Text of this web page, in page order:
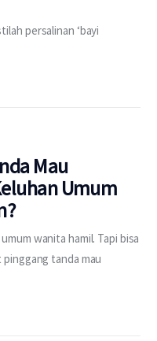
persalinan ‘bayi
Mau
Umum
wanita hamil. Tapi bisa
pinggang tanda mau